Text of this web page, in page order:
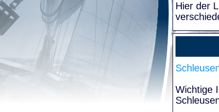
Hier der
Wichtige